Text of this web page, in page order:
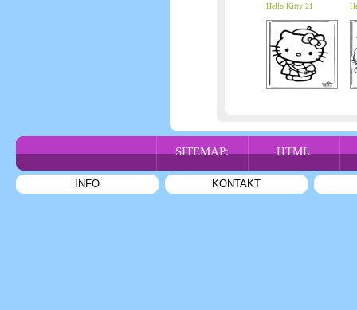
Hello Kitty 21
SITEMAP: HTML
INFO KONTAKT